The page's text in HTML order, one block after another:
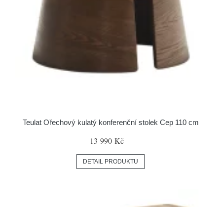
Teulat Ořechový kulatý konferenční stolek Cep 110 cm
13 990 Kč
DETAIL PRODUKTU